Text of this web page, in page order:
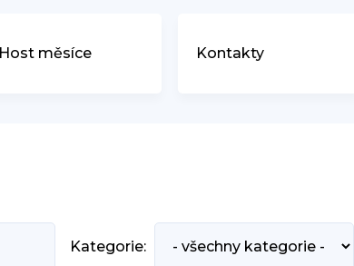
Host měsíce Kontakty
Kategorie: